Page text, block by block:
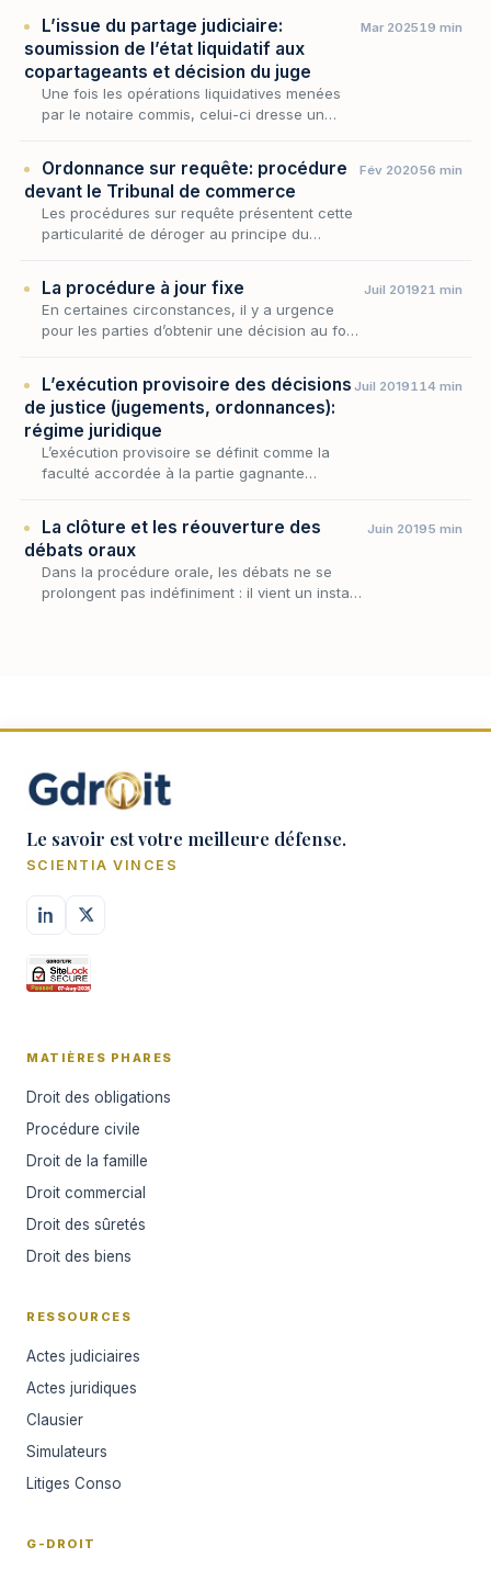
L’issue du partage judiciaire:
soumission de l’état liquidatif aux
copartageants et décision du juge
Une fois les opérations liquidatives menées
par le notaire commis, celui-ci dresse un
l’ossature du pa…
Mar 202519 min
Ordonnance sur requête: procédure
devant le Tribunal de commerce
Les procédures sur requête présentent cette
particularité de déroger au principe du
requéran…
Fév 202056 min
La procédure à jour fixe
En certaines circonstances, il y a urgence
pour les parties d’obtenir une décision au fond
Juil 201921 min
L’exécution provisoire des décisions
de justice (jugements, ordonnances):
régime juridique
L’exécution provisoire se définit comme la
faculté accordée à la partie gagnante
l’exécution d…
Juil 2019114 min
La clôture et les réouverture des
débats oraux
Dans la procédure orale, les débats ne se
prolongent pas indéfiniment : il vient un instant
Juin 20195 min
Le savoir est votre meilleure défense.
SCIENTIA VINCES
MATIÈRES PHARES
Droit des obligations
Procédure civile
Droit de la famille
Droit commercial
Droit des sûretés
Droit des biens
RESSOURCES
Actes judiciaires
Actes juridiques
Clausier
Simulateurs
Litiges Conso
G-DROIT